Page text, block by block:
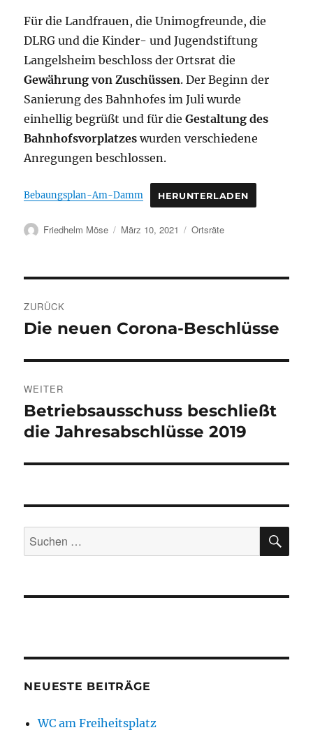
Für die Landfrauen, die Unimogfreunde, die
DLRG und die Kinder- und Jugendstiftung
Langelsheim beschloss der Ortsrat die
Gewährung von Zuschüssen. Der Beginn der
Sanierung des Bahnhofes im Juli wurde
einhellig begrüßt und für dieGestaltung des
Bahnhofsvorplatzes wurden verschiedene
Anregungen beschlossen.
Bebaungsplan-Am-Damm HERUNTERLADEN
Autor
Friedhelm Möse
Veröffentlicht
März 10, 2021 Kategorien
Ortsräte
ZURÜCK
Vorheriger
Die neuen Corona-Beschlüsse
WEITER
Nächster
Beitrag:
Betriebsausschuss beschließt
die Jahresabschlüsse 2019
Suchen
nach:
NEUESTE BEITRÄGE
WC am Freiheitsplatz